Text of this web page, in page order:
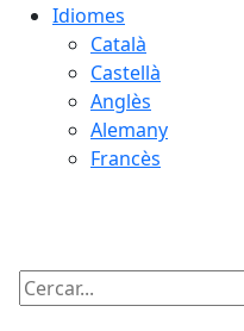
Idiomes
Català
Castellà
Anglès
Alemany
Francès
Cercar: